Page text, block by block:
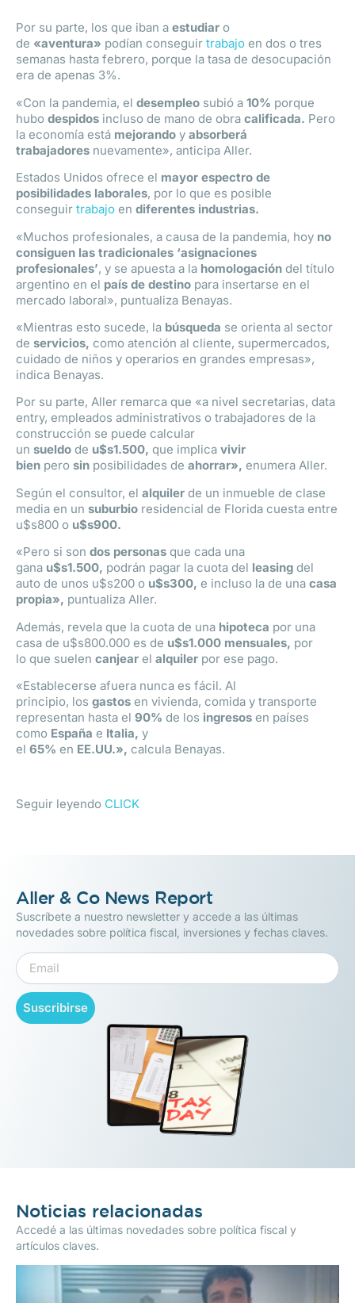
Por su parte, los que iban a estudiar o
de «aventura» podían conseguir trabajo en dos o tres
semanas hasta febrero, porque la tasa de desocupación
era de apenas 3%.
«Con la pandemia, el desempleo subió a 10% porque
hubo despidos incluso de mano de obra calificada. Pero
la economía está mejorando y absorberá
trabajadores nuevamente», anticipa Aller.
Estados Unidos ofrece el mayor espectro de
posibilidades laborales, por lo que es posible
conseguir trabajo en diferentes industrias.
«Muchos profesionales, a causa de la pandemia, hoy no
consiguen las tradicionales ‘asignaciones
profesionales’, y se apuesta a la homologación del título
argentino en el país de destino para insertarse en el
mercado laboral», puntualiza Benayas.
«Mientras esto sucede, la búsqueda se orienta al sector
de servicios, como atención al cliente, supermercados,
cuidado de niños y operarios en grandes empresas»,
indica Benayas.
Por su parte, Aller remarca que «a nivel secretarias, data
entry, empleados administrativos o trabajadores de la
construcción se puede calcular
un sueldo de u$s1.500, que implica vivir
bien pero sin posibilidades de ahorrar», enumera Aller.
Según el consultor, el alquiler de un inmueble de clase
media en un suburbio residencial de Florida cuesta entre
u$s800 o u$s900.
«Pero si son dos personas que cada una
gana u$s1.500, podrán pagar la cuota del leasing del
auto de unos u$s200 o u$s300, e incluso la de una casa
propia», puntualiza Aller.
Además, revela que la cuota de una hipoteca por una
casa de u$s800.000 es de u$s1.000 mensuales, por
lo que suelen canjear el alquiler por ese pago.
«Establecerse afuera nunca es fácil. Al
principio, los gastos en vivienda, comida y transporte
representan hasta el 90% de los ingresos en países
como España e Italia, y
el 65% en EE.UU.», calcula Benayas.
Seguir leyendo CLICK
Aller & Co News Report
Suscríbete a nuestro newsletter y accede a las últimas
novedades sobre política fiscal, inversiones y fechas claves.
Suscribirse
Noticias relacionadas
Accedé a las últimas novedades sobre política fiscal y
artículos claves.